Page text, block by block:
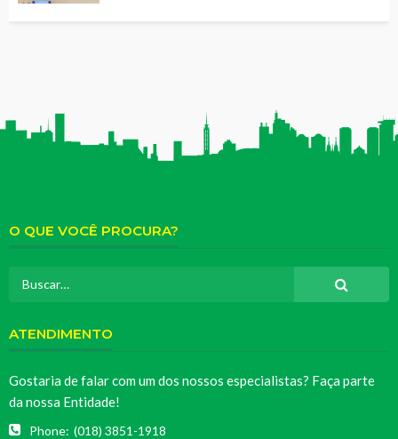
O QUE VOCÊ PROCURA?
ATENDIMENTO
Gostaria de falar com um dos nossos especialistas? Faça parte
da nossa Entidade!
Phone: (018) 3851-1918